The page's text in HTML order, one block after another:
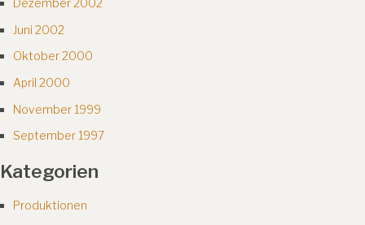
Dezember 2002
Juni 2002
Oktober 2000
April 2000
November 1999
September 1997
Kategorien
Produktionen